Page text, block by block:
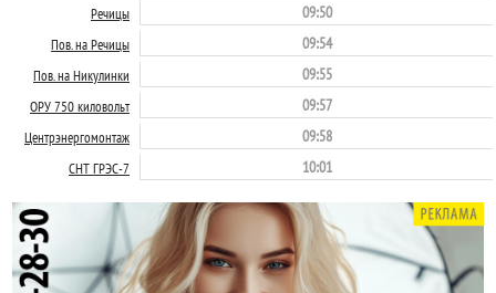
Речицы 09:50
Пов. на Речицы 09:54
Пов. на Никулинки 09:55
ОРУ 750 киловольт 09:57
Центрэнергомонтаж 09:58
СНТ ГРЭС-7 10:01